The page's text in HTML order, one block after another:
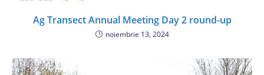
Ag Transect Annual Meeting Day 2 round-up
noiembrie 13, 2024